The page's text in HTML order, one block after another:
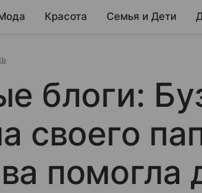
Красота Семья и Дети
блоги:
своего
помогла